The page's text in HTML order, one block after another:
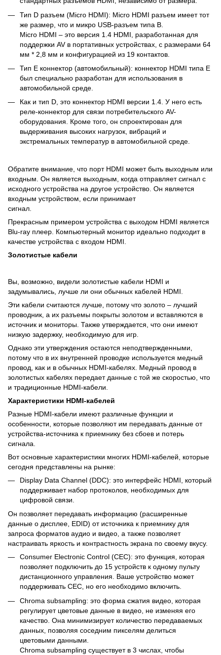
Тип D разъем (Micro HDMI): Micro HDMI разъем имеет тот
же размер, что и микро USB-разъем типа B.
Micro HDMI – это версия 1.4 HDMI, разработанная для
поддержки AV в портативных устройствах, с размерами 64
мм * 2,8 мм и конфигурацией из 19 контактов.
Тип Е коннектор (автомобильный): коннектор HDMI типа Е
был специально разработан для использования в
автомобильной среде.
Как и тип D, это коннектор HDMI версии 1.4. У него есть
реле-коннектор для связи потребительского AV-
оборудования. Кроме того, он спроектирован для
выдерживания высоких нагрузок, вибраций и
экстремальных температур в автомобильной среде.
Обратите внимание, что порт HDMI может быть выходным или
входным. Он является выходным, когда отправляет сигнал с
исходного устройства на другое устройство. Он является
входным устройством, если принимает
сигнал.
Прекрасным примером устройства с выходом HDMI является
Blu-ray плеер. Компьютерный монитор идеально подходит в
качестве устройства с входом HDMI.
Золотистые кабели
Вы, возможно, видели золотистые кабели HDMI и
задумывались, лучше ли они обычных кабелей HDMI.
Эти кабели считаются лучше, потому что золото – лучший
проводник, а их разъемы покрыты золотом и вставляются в
источник и мониторы. Также утверждается, что они имеют
низкую задержку, необходимую для игр.
Однако эти утверждения остаются неподтвержденными,
потому что в их внутренней проводке используется медный
провод, как и в обычных HDMI-кабелях. Медный провод в
золотистых кабелях передает данные с той же скоростью, что
и традиционные HDMI-кабели.
Характеристики HDMI-кабелей
Разные HDMI-кабели имеют различные функции и
особенности, которые позволяют им передавать данные от
устройства-источника к приемнику без сбоев и потерь
сигнала.
Вот основные характеристики многих HDMI-кабелей, которые
сегодня представлены на рынке:
Display Data Channel (DDC): это интерфейс HDMI, который
поддерживает набор протоколов, необходимых для
цифровой связи.
Он позволяет передавать информацию (расширенные
данные о дисплее, EDID) от источника к приемнику для
запроса форматов аудио и видео, а также позволяет
настраивать яркость и контрастность экрана по своему вкусу.
Consumer Electronic Control (CEC): это функция, которая
позволяет подключить до 15 устройств к одному пульту
дистанционного управления. Ваше устройство может
поддерживать CEC, но его необходимо включить.
Chroma subsampling: это форма сжатия видео, которая
регулирует цветовые данные в видео, не изменяя его
качество. Она минимизирует количество передаваемых
данных, позволяя соседним пикселям делиться
цветовыми данными.
Chroma subsampling существует в 3 числах, чтобы